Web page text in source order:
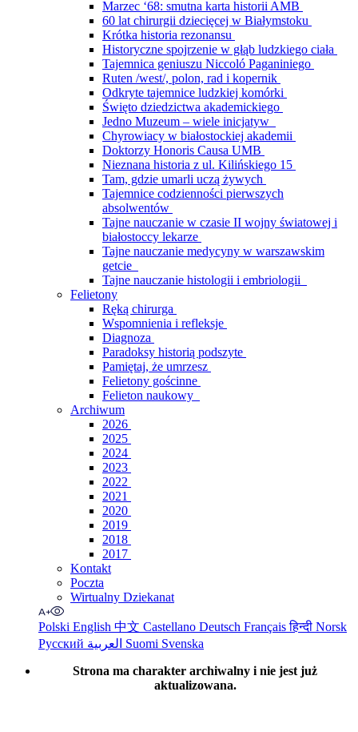
Marzec ‘68: smutna karta historii AMB
60 lat chirurgii dziecięcej w Białymstoku
Krótka historia rezonansu
Historyczne spojrzenie w głąb ludzkiego ciała
Tajemnica geniuszu Niccoló Paganiniego
Ruten /west/, polon, rad i kopernik
Odkryte tajemnice ludzkiej komórki
Święto dziedzictwa akademickiego
Jedno Muzeum – wiele inicjatyw
Chyrowiacy w białostockiej akademii
Doktorzy Honoris Causa UMB
Nieznana historia z ul. Kilińskiego 15
Tam, gdzie umarli uczą żywych
Tajemnice codzienności pierwszych
absolwentów
Tajne nauczanie w czasie II wojny światowej i
białostoccy lekarze
Tajne nauczanie medycyny w warszawskim
getcie
Tajne nauczanie histologii i embriologii
Felietony
Ręką chirurga
Wspomnienia i refleksje
Diagnoza
Paradoksy historią podszyte
Pamiętaj, że umrzesz
Felietony gościnne
Felieton naukowy
Archiwum
2026
2025
2024
2023
2022
2021
2020
2019
2018
2017
Kontakt
Poczta
Wirtualny Dziekanat
Polski English 中文 Castellano Deutsch Françaisहिन्दी Norsk
Русский
Suomi Svenska
Strona ma charakter archiwalny i nie jest już
aktualizowana.